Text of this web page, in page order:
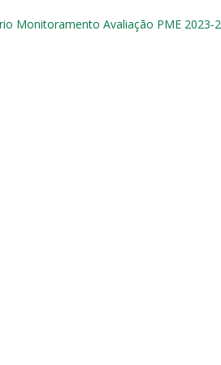
Monitoramento Avaliação PME 2023-